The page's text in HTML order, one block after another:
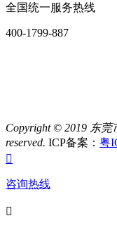
全国统一服务热线
400-1799-887
Copyright © 2019 东
reserved. ICP备案： 粤

咨询热线
